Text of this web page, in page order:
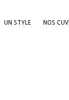
UN STYLE NOS